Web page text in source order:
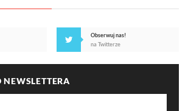
Obserwuj nas!
na Twitterze